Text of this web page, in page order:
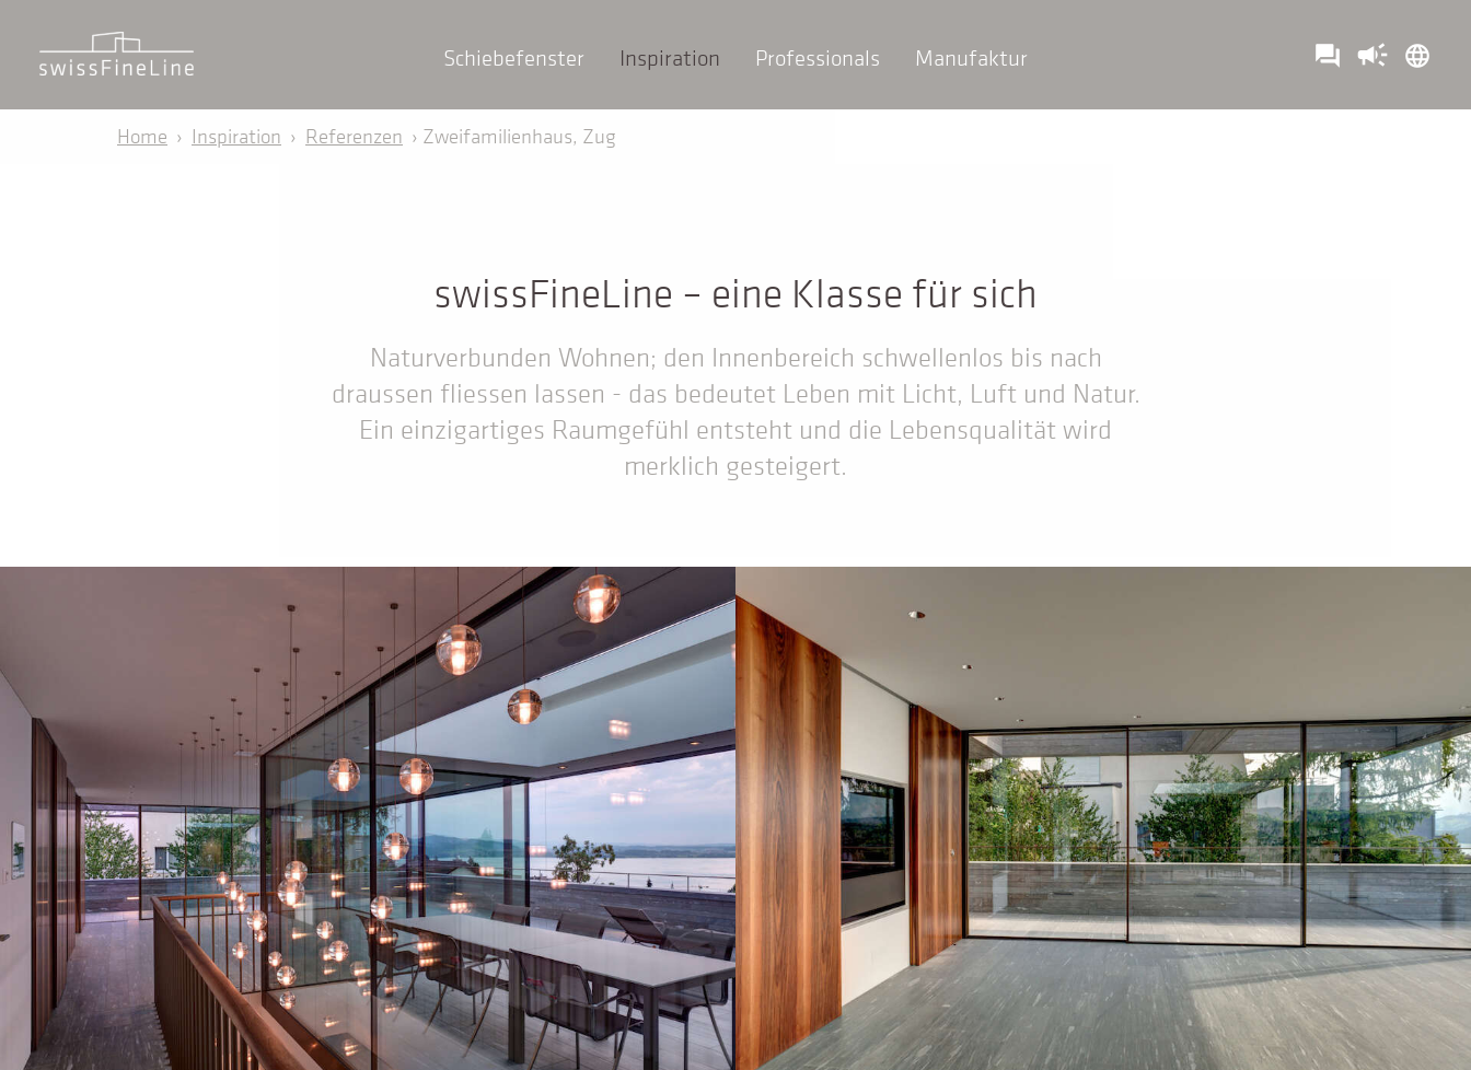
Schiebefenster Inspiration Professionals Manufaktur question_answer campaign language
Home › Inspiration › Referenzen › Zweifamilienhaus, Zug
swissFineLine – eine Klasse für sich
Naturverbunden Wohnen; den Innenbereich schwellenlos bis nach
draussen fliessen lassen - das bedeutet Leben mit Licht, Luft und Natur.
Ein einzigartiges Raumgefühl entsteht und die Lebensqualität wird
merklich gesteigert.